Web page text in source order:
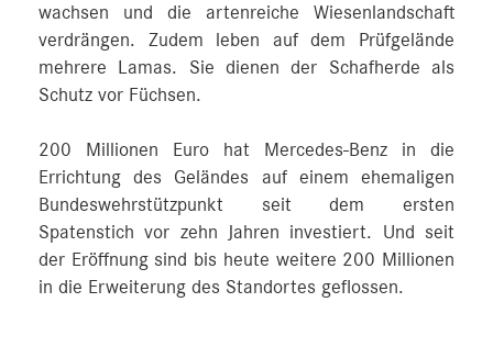
wachsen und die artenreiche Wiesenlandschaft
verdrängen. Zudem leben auf dem Prüfgelände
mehrere Lamas. Sie dienen der Schafherde als
Schutz vor Füchsen.
200 Millionen Euro hat Mercedes‑Benz in die
Errichtung des Geländes auf einem ehemaligen
Bundeswehrstützpunkt seit dem ersten
Spatenstich vor zehn Jahren investiert. Und seit
der Eröffnung sind bis heute weitere 200 Millionen
in die Erweiterung des Standortes geflossen.